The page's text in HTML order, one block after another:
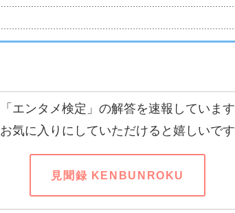
「エンタメ検定」の解答を速報しています
お気に入りにしていただけると嬉しいです
見聞録 KENBUNROKU